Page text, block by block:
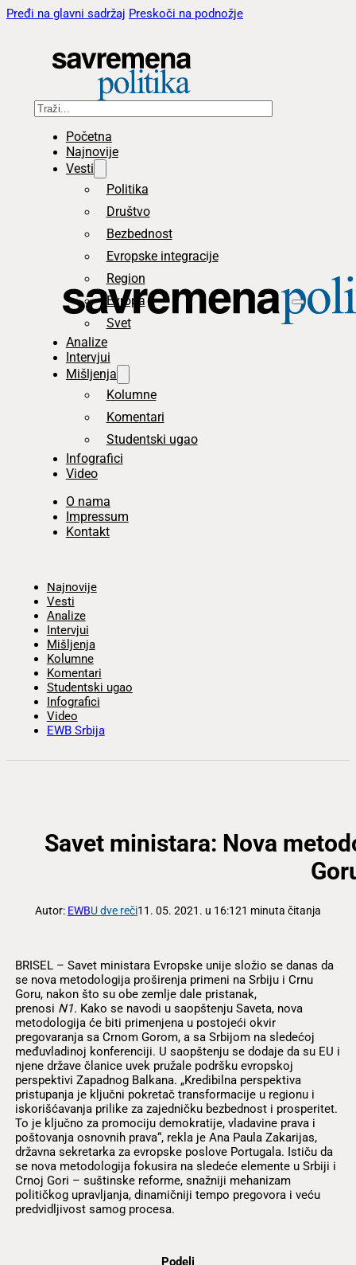
Pređi na glavni sadržaj Preskoči na podnožje
Pretraga
Početna
Najnovije
Vesti
Politika
Društvo
Bezbednost
Evropske integracije
Region
Evropa
Svet
Analize
Intervjui
Mišljenja
Kolumne
Komentari
Studentski ugao
Infografici
Video
O nama
Impressum
Kontakt
Najnovije
Vesti
Analize
Intervjui
Mišljenja
Kolumne
Komentari
Studentski ugao
Infografici
Video
EWB Srbija
Savet ministara: Nova
Autor: EWBU dve reči11. 05. 2021. u 16:121 minuta čitanja
BRISEL – Savet ministara Evropske unije složio se danas da
se nova metodologija proširenja primeni na Srbiju i Crnu
Goru, nakon što su obe zemlje dale pristanak,
prenosi N1. Kako se navodi u saopštenju Saveta, nova
metodologija će biti primenjena u postojeći okvir
pregovaranja sa Crnom Gorom, a sa Srbijom na sledećoj
međuvladinoj konferenciji. U saopštenju se dodaje da su EU i
njene države članice uvek pružale podršku evropskoj
perspektivi Zapadnog Balkana. „Kredibilna perspektiva
pristupanja je ključni pokretač transformacije u regionu i
iskorišćavanja prilike za zajedničku bezbednost i prosperitet.
To je ključno za promociju demokratije, vladavine prava i
poštovanja osnovnih prava“, rekla je Ana Paula Zakarijas,
državna sekretarka za evropske poslove Portugala. Ističu da
se nova metodologija fokusira na sledeće elemente u Srbiji i
Crnoj Gori – suštinske reforme, snažniji mehanizam
političkog upravljanja, dinamičniji tempo pregovora i veću
predvidljivost samog procesa.
Podeli